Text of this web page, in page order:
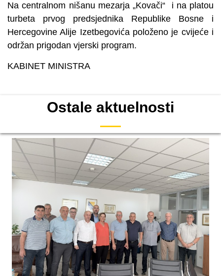
Na centralnom nišanu mezarja „Kovači“ i na platou
turbeta prvog predsjednika Republike Bosne i
Hercegovine Alije Izetbegovića položeno je cvijeće i
održan prigodan vjerski program.
KABINET MINISTRA
Ostale aktuelnosti